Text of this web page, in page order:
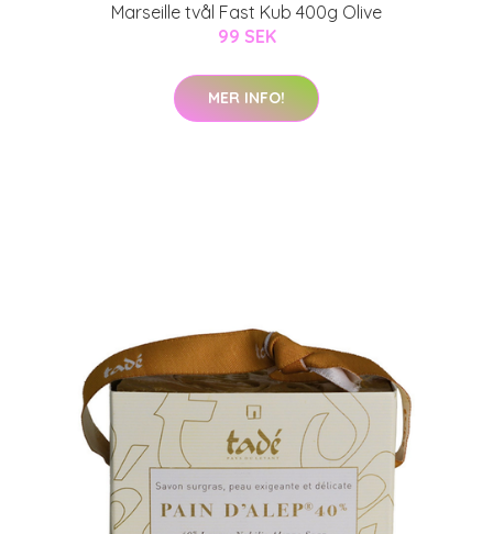
Marseille tvål Fast Kub 400g Olive
99 SEK
MER INFO!